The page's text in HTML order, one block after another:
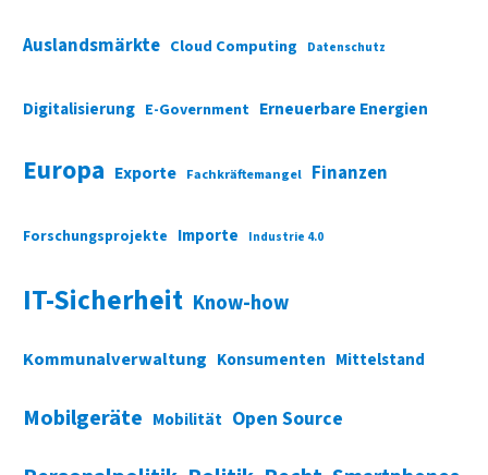
Auslandsmärkte Cloud Computing Datenschutz
Digitalisierung E-Government Erneuerbare Energien
Europa Exporte Fachkräftemangel Finanzen
Forschungsprojekte Importe Industrie 4.0
IT-Sicherheit Know-how
Kommunalverwaltung Konsumenten Mittelstand
Mobilgeräte Mobilität Open Source